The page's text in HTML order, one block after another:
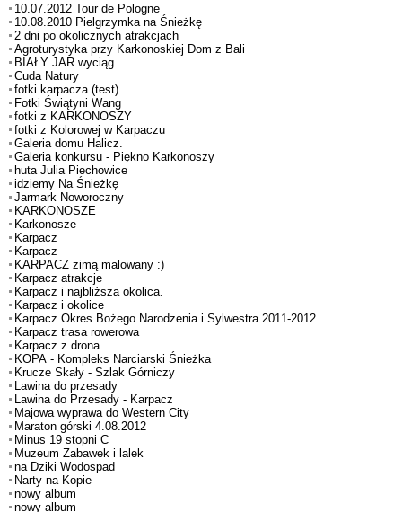
10.07.2012 Tour de Pologne
10.08.2010 Pielgrzymka na Śnieżkę
2 dni po okolicznych atrakcjach
Agroturystyka przy Karkonoskiej Dom z Bali
BIAŁY JAR wyciąg
Cuda Natury
fotki karpacza (test)
Fotki Świątyni Wang
fotki z KARKONOSZY
fotki z Kolorowej w Karpaczu
Galeria domu Halicz.
Galeria konkursu - Piękno Karkonoszy
huta Julia Piechowice
idziemy Na Śnieżkę
Jarmark Noworoczny
KARKONOSZE
Karkonosze
Karpacz
Karpacz
KARPACZ zimą malowany :)
Karpacz atrakcje
Karpacz i najbliższa okolica.
Karpacz i okolice
Karpacz Okres Bożego Narodzenia i Sylwestra 2011-2012
Karpacz trasa rowerowa
Karpacz z drona
KOPA - Kompleks Narciarski Śnieżka
Krucze Skały - Szlak Górniczy
Lawina do przesady
Lawina do Przesady - Karpacz
Majowa wyprawa do Western City
Maraton górski 4.08.2012
Minus 19 stopni C
Muzeum Zabawek i lalek
na Dziki Wodospad
Narty na Kopie
nowy album
nowy album